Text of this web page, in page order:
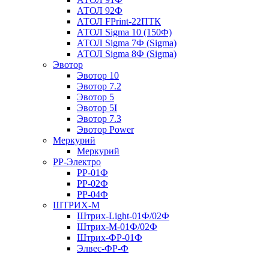
АТОЛ 92Ф
АТОЛ FPrint-22ПТК
АТОЛ Sigma 10 (150Ф)
АТОЛ Sigma 7Ф (Sigma)
АТОЛ Sigma 8Ф (Sigma)
Эвотор
Эвотор 10
Эвотор 7.2
Эвотор 5
Эвотор 5I
Эвотор 7.3
Эвотор Power
Меркурий
Меркурий
РР-Электро
РР-01Ф
РР-02Ф
РР-04Ф
ШТРИХ-М
Штрих-Light-01Ф/02Ф
Штрих-М-01Ф/02Ф
Штрих-ФР-01Ф
Элвес-ФР-Ф